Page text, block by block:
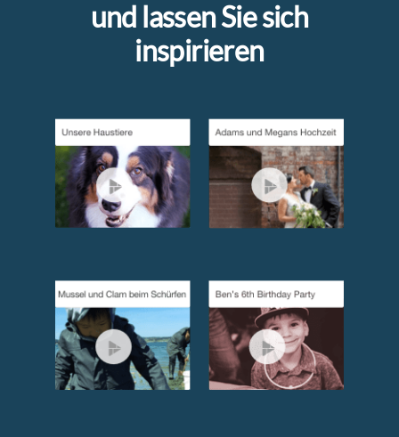
und lassen Sie sich
inspirieren